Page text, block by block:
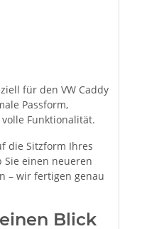
für den VW Caddy
Passform,
Funktionalität.
die Sitzform Ihres
Sie einen neueren
– wir fertigen genau
Blick